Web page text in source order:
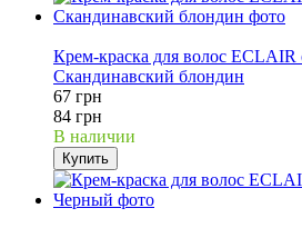
Крем-краска для волос
Скандинавский блондин
67 грн
84 грн
В наличии
Купить